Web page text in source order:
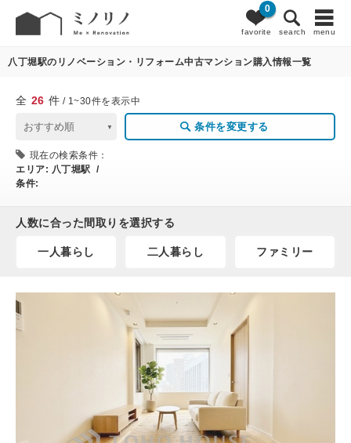
favorite
0
search menu
26 条件変更
八丁堀駅のリノベーション・リフォーム中古マンション購入情報一覧
全 26 件 / 1~30件を表示中
条件を変更する
現在の検索条件：
エリア: 八丁堀駅 /
条件:
人数に合った間取りを選択する
一人暮らし 二人暮らし ファミリー